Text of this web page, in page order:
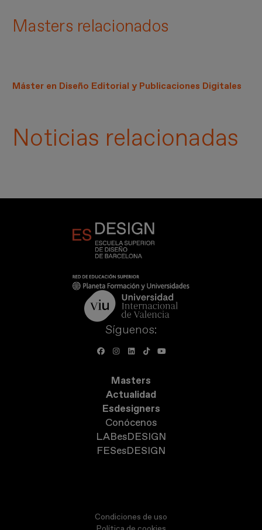
Masters relacionados
Máster en Diseño Editorial y Publicaciones Digitales
Noticias relacionadas
Síguenos:
Masters
Actualidad
Esdesigners
Conócenos
LABesDESIGN
FESesDESIGN
Condiciones de uso